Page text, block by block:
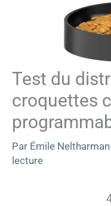
Test du
croquettes
Par Émile Neltharman
lecture